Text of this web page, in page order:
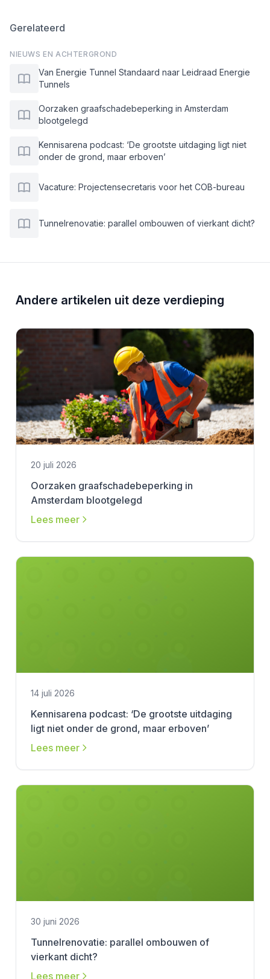
Gerelateerd
NIEUWS EN ACHTERGROND
Van Energie Tunnel Standaard naar Leidraad Energie
Tunnels
Oorzaken graafschadebeperking in Amsterdam
blootgelegd
Kennisarena podcast: ‘De grootste uitdaging ligt niet
onder de grond, maar erboven’
Vacature: Projectensecretaris voor het COB-bureau
Tunnelrenovatie: parallel ombouwen of vierkant dicht?
Andere artikelen uit deze verdieping
20 juli 2026
Oorzaken graafschadebeperking in
Amsterdam blootgelegd
Lees meer
14 juli 2026
Kennisarena podcast: ‘De grootste uitdaging
ligt niet onder de grond, maar erboven’
Lees meer
30 juni 2026
Tunnelrenovatie: parallel ombouwen of
vierkant dicht?
Lees meer